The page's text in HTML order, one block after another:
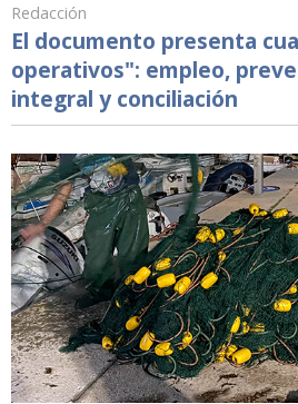
Redacción
El documento presenta
operativos": empleo,
integral y conciliación